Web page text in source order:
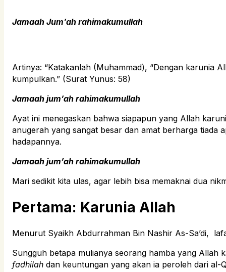
Jamaah Jum’ah rahimakumullah
Artinya: “Katakanlah (Muhammad), “Dengan karunia
kumpulkan.” (Surat Yunus: 58)
Jamaah jum’ah rahimakumullah
Ayat ini menegaskan bahwa siapapun yang Allah
anugerah yang sangat besar dan amat berharga tiada
hadapannya.
Jamaah jum’ah rahimakumullah
Mari sedikit kita ulas, agar lebih bisa memaknai dua
Pertama: Karunia Allah
Sungguh betapa mulianya seorang hamba yang Allah
fadhilah dan keuntungan yang akan ia peroleh dari al-